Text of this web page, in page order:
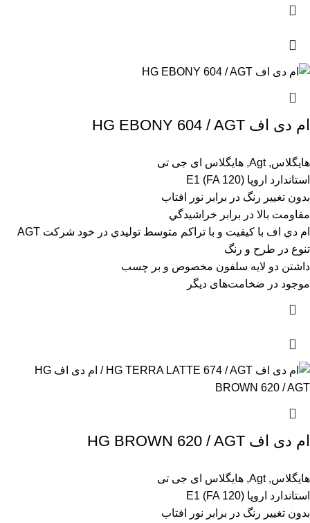
ام دی اف HG EBONY 604 / AGT
هایگلاس,
Agt
, هایگلاس ای جی تی
استاندارد اروپا (E1 (FA 120
بدون تغيير رنگ در برابر نور افتاب
مقاومت بالا در برابر خراشيدگي
ام دي اف با کيفيت و با تراکم متوسط توليدي در خود شرکت AGT
تنوع در طرح و رنگ
داشتن دو لايه سلفون مخصوص و بر چسب
موجود در ضخامت‌های دیگر
ام دی اف HG BROWN 620 / AGT
هایگلاس,
Agt
, هایگلاس ای جی تی
استاندارد اروپا (E1 (FA 120
بدون تغيير رنگ در برابر نور افتاب